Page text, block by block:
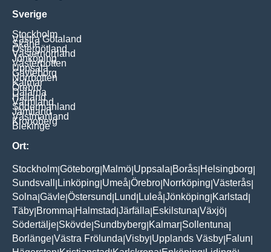
Sverige
Stockholm
Västra Götaland
Skåne
Östergötland
Västernorrland
Jönköping
Västerbotten
Uppsala
Gävleborg
Norrbotten
Kalmar
Örebro
Dalarna
Halland
Värmland
Södermanland
Jämtland
Västmanland
Kronoberg
Blekinge
Ort:
Stockholm Göteborg Malmö Uppsala Borås Helsingborg
Sundsvall
Linköping Umeå Örebro Norrköping Västerås
Solna Gävle Östersund Lund Luleå Jönköping Karlstad
Täby Bromma Halmstad Järfälla Eskilstuna Växjö
Södertälje Skövde Sundbyberg Kalmar Sollentuna
Borlänge Västra Frölunda Visby Upplands Väsby Falun